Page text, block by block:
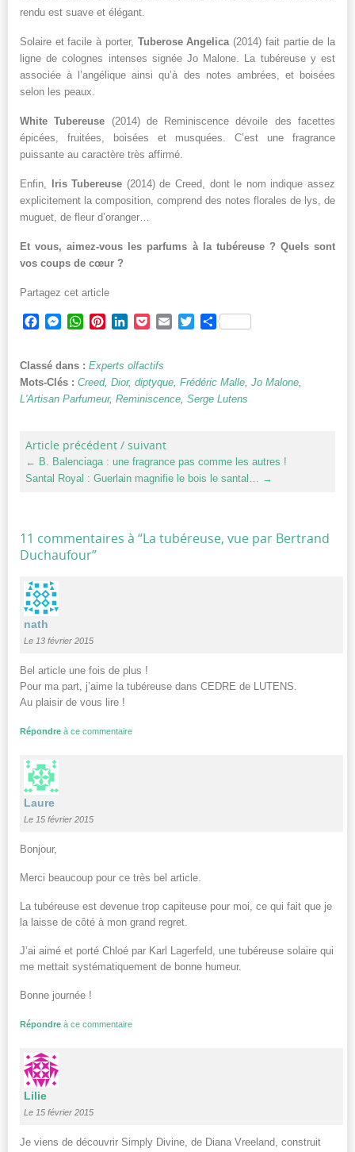
rendu est suave et élégant.
Solaire et facile à porter, Tuberose Angelica (2014) fait partie de la
ligne de colognes intenses signée Jo Malone. La tubéreuse y est
associée à l’angélique ainsi qu’à des notes ambrées, et boisées
selon les peaux.
White Tubereuse (2014) de Reminiscence dévoile des facettes
épicées, fruitées, boisées et musquées. C’est une fragrance
puissante au caractère très affirmé.
Enfin, Iris Tubereuse (2014) de Creed, dont le nom indique assez
explicitement la composition, comprend des notes florales de lys, de
muguet, de fleur d’oranger…
Et vous, aimez-vous les parfums à la tubéreuse ? Quels sont
vos coups de cœur ?
Partagez cet article
Facebook
Messenger
WhatsApp
PinterestLinkedInPocketEmailTwitterPartager
Classé dans : Experts olfactifs
Mots-Clés : Creed, Dior, diptyque Frédéric Malle Jo Malone
L'Artisan Parfumeur, Reminiscence Serge Lutens
Article précédent / suivant
← B. Balenciaga : une fragrance pas comme les autres !
Santal Royal : Guerlain magnifie le bois le santal…
→
11 commentaires à “La tubéreuse, vue par Bertrand
Duchaufour”
nath
Le 13 février 2015
Bel article une fois de plus !
Pour ma part, j’aime la tubéreuse dans CEDRE de LUTENS.
Au plaisir de vous lire !
Répondre à ce commentaire
Laure
Le 15 février 2015
Bonjour,
Merci beaucoup pour ce très bel article.
La tubéreuse est devenue trop capiteuse pour moi, ce qui fait que je
la laisse de côté à mon grand regret.
J’ai aimé et porté Chloé par Karl Lagerfeld, une tubéreuse solaire qui
me mettait systématiquement de bonne humeur.
Bonne journée !
Répondre à ce commentaire
Lilie
Le 15 février 2015
Je viens de découvrir Simply Divine, de Diana Vreeland, construit